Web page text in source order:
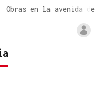
Obras en la avenida de